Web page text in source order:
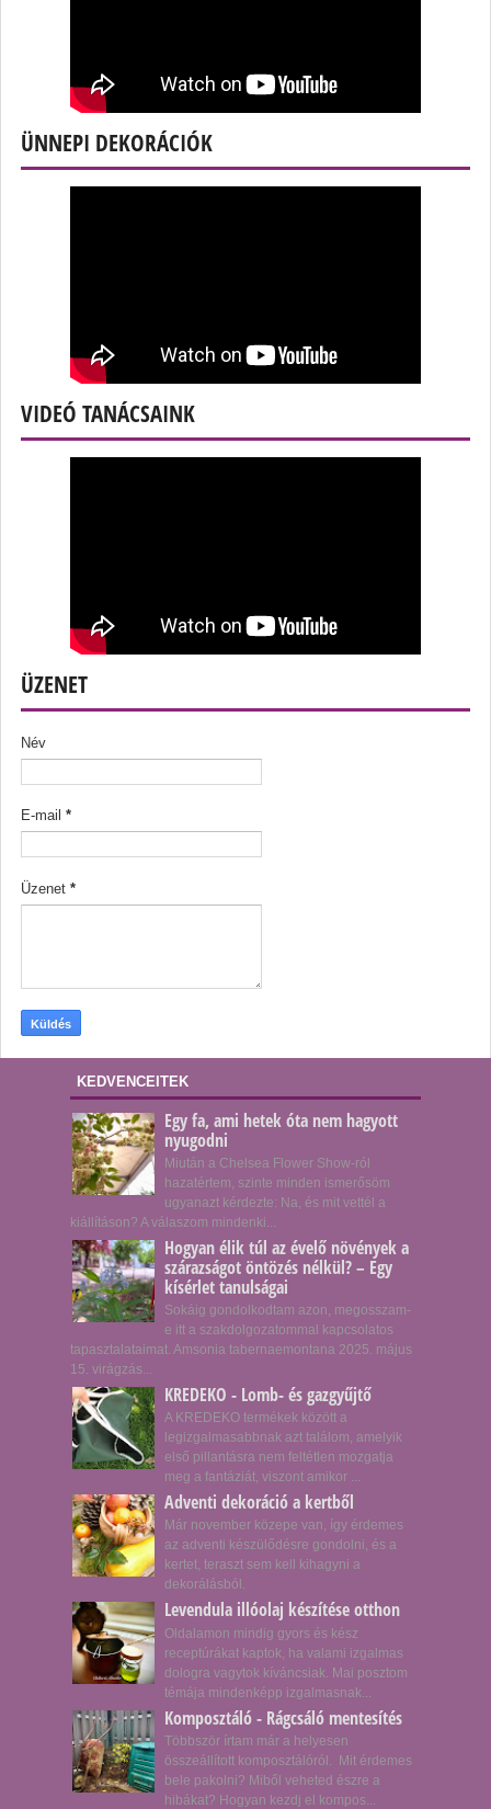
ÜNNEPI DEKORÁCIÓK
VIDEÓ TANÁCSAINK
ÜZENET
Név
E-mail *
Üzenet *
KEDVENCEITEK
Egy fa, ami hetek óta nem hagyott
nyugodni
Miután a Chelsea Flower Show-ról
hazatértem, szinte minden ismerősöm
ugyanazt kérdezte: Na, és mit vettél a
kiállításon? A válaszom mindenki...
Hogyan élik túl az évelő növények a
szárazságot öntözés nélkül? – Egy
kísérlet tanulságai
Sokáig gondolkodtam azon, megosszam-
e itt a szakdolgozatommal kapcsolatos
tapasztalataimat. Amsonia tabernaemontana 2025. május
15. virágzás...
KREDEKO - Lomb- és gazgyűjtő
A KREDEKO termékek között a
legizgalmasabbnak azt találom, amelyik
első pillantásra nem feltétlen mozgatja
meg a fantáziát, viszont amikor ...
Adventi dekoráció a kertből
Már november közepe van, így érdemes
az adventi készülődésre gondolni, és a
kertet, teraszt sem kell kihagyni a
dekorálásból.
Levendula illóolaj készítése otthon
Oldalamon mindig gyors és kész
receptúrákat kaptok, ha valami izgalmas
dologra vagytok kíváncsiak. Mai posztom
témája mindenképp izgalmasnak...
Komposztáló - Rágcsáló mentesítés
Többször írtam már a helyesen
összeállított komposztálóról. Mit érdemes
bele pakolni? Miből veheted észre a
hibákat? Hogyan kezdj el kompos...